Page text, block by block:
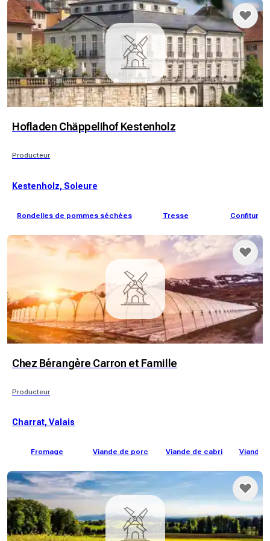
Hofladen Chäppelihof Kestenholz
Producteur
Kestenholz, Soleure
Rondelles de pommes séchées Tresse Confitures
Chez Bérangère Carron et Famille
Producteur
Charrat, Valais
Fromage Viande de porc Viande de cabri Viande